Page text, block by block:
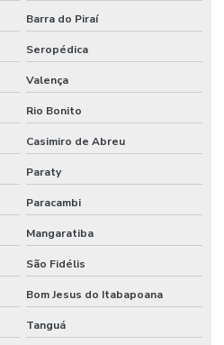
Barra do Piraí
Seropédica
Valença
Rio Bonito
Casimiro de Abreu
Paraty
Paracambi
Mangaratiba
São Fidélis
Bom Jesus do Itabapoana
Tanguá